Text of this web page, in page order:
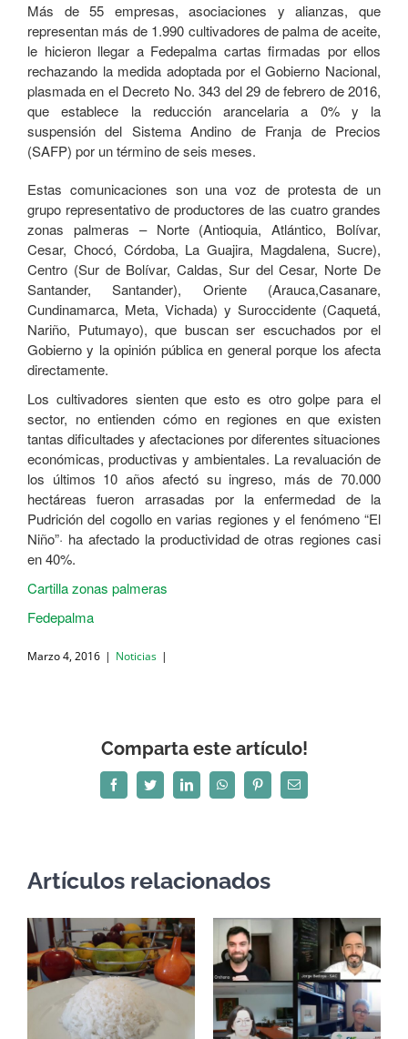
Más de 55 empresas, asociaciones y alianzas, que
representan más de 1.990 cultivadores de palma de aceite,
le hicieron llegar a Fedepalma cartas firmadas por ellos
rechazando la medida adoptada por el Gobierno Nacional,
plasmada en el Decreto No. 343 del 29 de febrero de 2016,
que establece la reducción arancelaria a 0% y la
suspensión del Sistema Andino de Franja de Precios
(SAFP) por un término de seis meses.
Estas comunicaciones son una voz de protesta de un
grupo representativo de productores de las cuatro grandes
zonas palmeras – Norte (Antioquia, Atlántico, Bolívar,
Cesar, Chocó, Córdoba, La Guajira, Magdalena, Sucre),
Centro (Sur de Bolívar, Caldas, Sur del Cesar, Norte De
Santander, Santander), Oriente (Arauca,Casanare,
Cundinamarca, Meta, Vichada) y Suroccidente (Caquetá,
Nariño, Putumayo), que buscan ser escuchados por el
Gobierno y la opinión pública en general porque los afecta
directamente.
Los cultivadores sienten que esto es otro golpe para el
sector, no entienden cómo en regiones en que existen
tantas dificultades y afectaciones por diferentes situaciones
económicas, productivas y ambientales. La revaluación de
los últimos 10 años afectó su ingreso, más de 70.000
hectáreas fueron arrasadas por la enfermedad de la
Pudrición del cogollo en varias regiones y el fenómeno “El
Niño”· ha afectado la productividad de otras regiones casi
en 40%.
Cartilla zonas palmeras
Fedepalma
Marzo 4, 2016 | Noticias |
Comparta este artículo!
FacebookTwitterLinkedInWhatsAppPinterestCorreo
electrónico
Artículos relacionados